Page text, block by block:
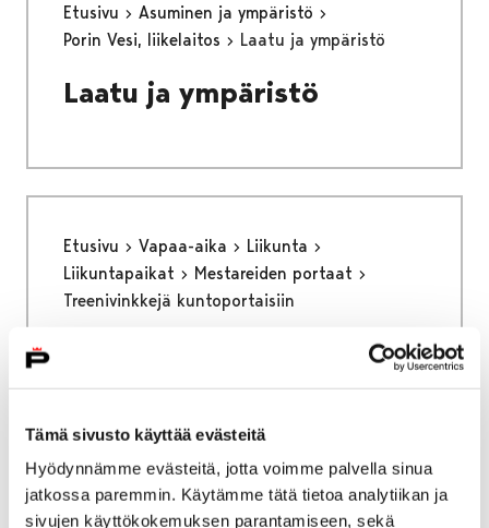
Tämä sivusto käyttää evästeitä
Hyödynnämme evästeitä, jotta voimme palvella sinua
jatkossa paremmin. Käytämme tätä tietoa analytiikan ja
sivujen käyttökokemuksen parantamiseen, sekä
Etusivu
Asuminen ja ympäristö
Porin Vesi, liikelaitos
Laatu ja ympäristö
Laatu ja ympäristö
Etusivu Vapaa-aika
Liikunta
Liikuntapaikat
Mestareiden portaat
Treenivinkkejä kuntoportaisiin
kuntoportaisiin